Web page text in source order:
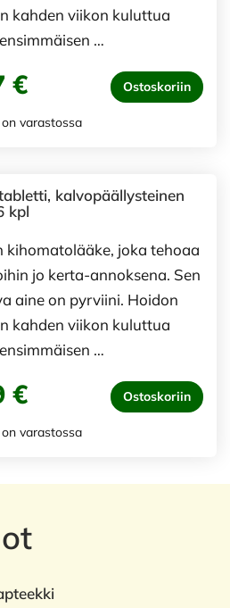
kahden viikon kuluttua
…
€ Ostoskoriin
varastossa
kalvopäällysteinen
kpl
kihomatolääke, joka tehoaa
jo kerta-annoksena. Sen
aine on pyrviini. Hoidon
kahden viikon kuluttua
…
€ Ostoskoriin
varastossa